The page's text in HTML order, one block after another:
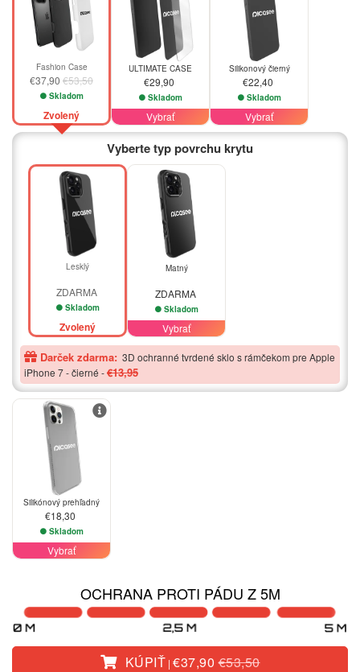
Fashion Case
€37,90 €53,50
Skladom
Zvolený
ULTIMATE CASE
€29,90
Skladom
Vybrať
Silikonový čierný
€22,40
Skladom
Vybrať
Vyberte typ povrchu krytu
Lesklý
ZDARMA
Skladom
Zvolený
Matný
ZDARMA
Skladom
Vybrať
Darček zdarma: 3D ochranné tvrdené sklo s rámčekom pre Apple
iPhone 7 - čierné -€13,95
Silikónový prehľadný
€18,30
Skladom
Vybrať
OCHRANA PROTI PÁDU Z 5M
KÚPIŤ | €37,90€53,50